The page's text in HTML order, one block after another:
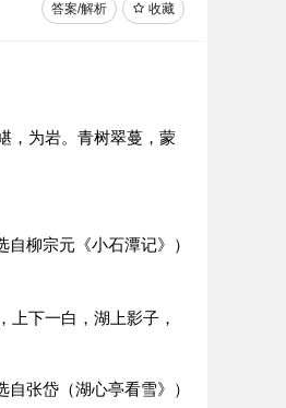
收藏
答案/解析
，为岩。青树翠蔓，蒙
自柳宗元《小石潭记》）
上下一白，湖上影子，
自张岱（湖心亭看雪》）